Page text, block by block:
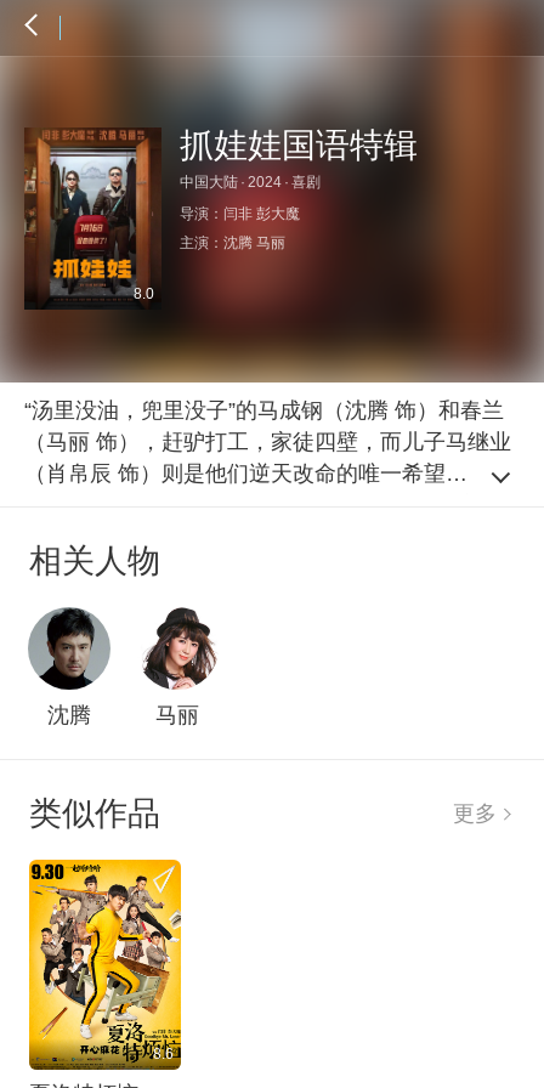
8.0
抓娃娃国语特辑
中国大陆 · 2024 · 喜剧
导演： 闫非 彭大魔
主演： 沈腾 马丽
“汤里没油，兜里没子”的马成钢（沈腾 饰）和春兰
（马丽 饰），赶驴打工，家徒四壁，而儿子马继业
（肖帛辰 饰）则是他们逆天改命的唯一希望。小马
都越来越不对劲……
相关人物
沈腾 马丽
更多
类似作品
8.6